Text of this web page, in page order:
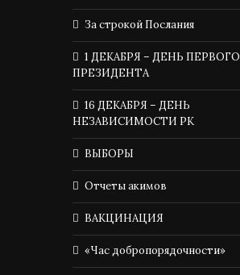
За строкой Послания
1 ДЕКАБРЯ – ДЕНЬ ПЕРВОГО
ПРЕЗИДЕНТА
16 ДЕКАБРЯ – ДЕНЬ
НЕЗАВИСИМОСТИ РК
ВЫБОРЫ
Отчеты акимов
ВАКЦИНАЦИЯ
«Час добропорядочности»